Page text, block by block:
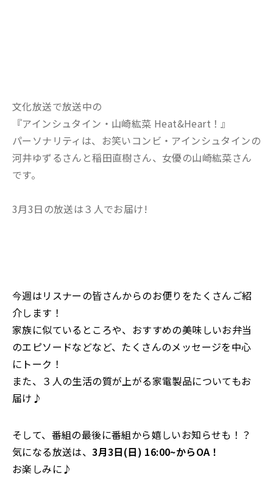
文化放送で放送中の
『アインシュタイン・山崎紘菜 Heat&Heart！』
パーソナリティは、お笑いコンビ・アインシュタインの
河井ゆずるさんと稲田直樹さん、女優の山崎紘菜さん
です。
3月3日の放送は３人でお届け!
今週はリスナーの皆さんからのお便りをたくさんご紹
介します！
家族に似ているところや、おすすめの美味しいお弁当
のエピソードなどなど、たくさんのメッセージを中心
にトーク！
また、３人の生活の質が上がる家電製品についてもお
届け♪
そして、番組の最後に番組から嬉しいお知らせも！？
気になる放送は、3月3日(日) 16:00~からOA！
お楽しみに♪